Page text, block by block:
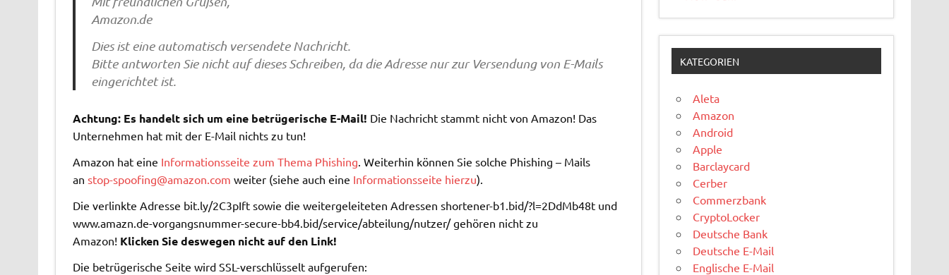
Amazon.de
Dies ist eine automatisch versendete Nachricht.
Bitte antworten Sie nicht auf dieses Schreiben, da die Adresse nur zur Versendung von E-Mails
eingerichtet ist.
Achtung: Es handelt sich um eine betrügerische E-Mail! Die Nachricht stammt nicht von Amazon! Das
Unternehmen hat mit der E-Mail nichts zu tun!
Amazon hat eine Informationsseite zum Thema Phishing. Weiterhin können Sie solche Phishing – Mails
an stop-spoofing@amazon.com weiter (siehe auch eine Informationsseite hierzu).
Die verlinkte Adresse bit.ly/2C3pIft sowie die weitergeleiteten Adressen shortener-b1.bid/?l=2DdMb48t und
www.amazn.de-vorgangsnummer-secure-bb4.bid/service/abteilung/nutzer/ gehören nicht zu
Amazon! Klicken Sie deswegen nicht auf den Link!
Die betrügerische Seite wird SSL-verschlüsselt aufgerufen:
KATEGORIEN
Aleta
Amazon
Android
Apple
Barclaycard
Cerber
Commerzbank
CryptoLocker
Deutsche Bank
Deutsche E-Mail
Englische E-Mail